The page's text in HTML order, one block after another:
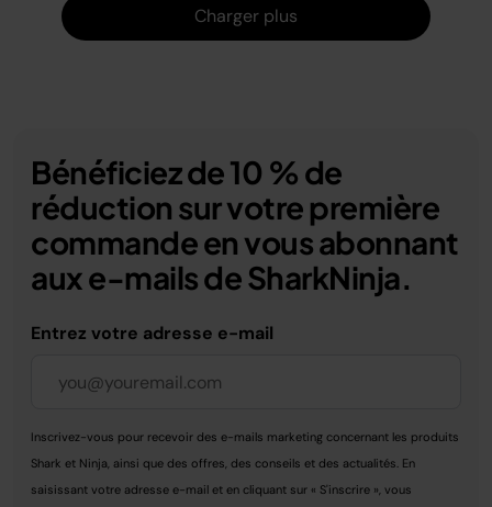
Charger plus
Bénéficiez de 10 % de
réduction sur votre première
commande en vous abonnant
aux e-mails de SharkNinja.
Entrez votre adresse e-mail
Inscrivez-vous pour recevoir des e-mails marketing concernant les produits
Shark et Ninja, ainsi que des offres, des conseils et des actualités. En
saisissant votre adresse e-mail et en cliquant sur « S'inscrire », vous